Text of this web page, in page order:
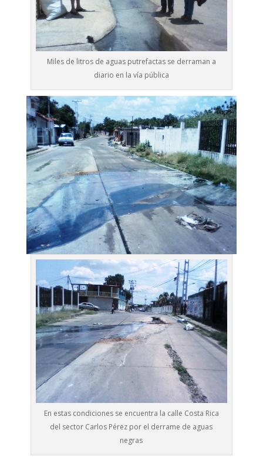
Miles de litros de aguas putrefactas se derraman a
diario en la vía pública
En estas condiciones se encuentra la calle Costa Rica
del sector Carlos Pérez por el derrame de aguas
negras